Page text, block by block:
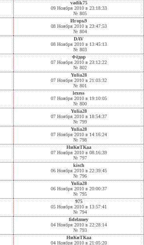
vadik75
09 Ноября 2010 в 23:18:33
№ 805
Игорь9
08 Ноября 2010 в 23:47:53
№ 804
DAV
08 Ноября 2010 в 13:45:13
№ 803
Фёдор
07 Ноября 2010 в 23:12:22
№ 802
Yulia28
07 Ноября 2010 в 21:03:32
№ 801
lexess
07 Ноября 2010 в 19:10:05
№ 800
Yulia28
07 Ноября 2010 в 18:54:37
№ 799
Yulia28
07 Ноября 2010 в 14:16:24
№ 798
НиКиТКаа
07 Ноября 2010 в 08:16:39
№ 797
kisch
06 Ноября 2010 в 22:39:45
№ 796
Yulia28
06 Ноября 2010 в 20:00:37
№ 795
975
05 Ноября 2010 в 13:57:41
№ 794
fidelzmey
04 Ноября 2010 в 22:28:14
№ 793
НиКиТКаа
04 Ноября 2010 в 21:05:20